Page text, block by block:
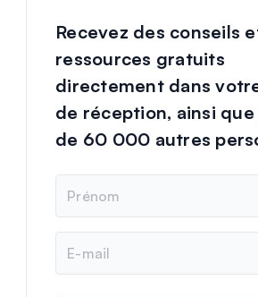
Recevez des conseils
ressources gratuits
directement dans
de réception, ainsi que
de 60 000 autres
m
m